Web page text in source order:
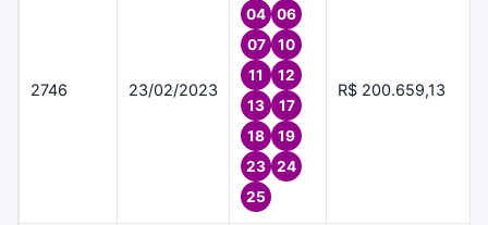
2746 23/02/2023
04
06
07
10
11
12
13
17
18
19
23
24
25
R$ 200.659,13